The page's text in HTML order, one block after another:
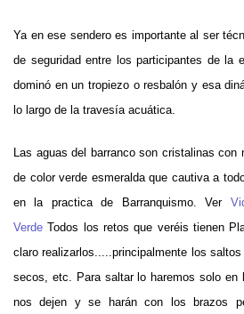
Ya en ese sendero es importante al ser
de seguridad entre los participantes de la
dominó en un tropiezo o resbalón y esa
lo largo de la travesía acuática.
Las aguas del barrancoson cristalinas con
de color verde esmeralda que cautiva a
en la practica de Barranquismo. Ver
Verde Todos los retos que veréis tienen
claro realizarlos.....principalmente los
secos, etc. Para saltar lo haremos solo en
nos dejen y se harán con los brazos